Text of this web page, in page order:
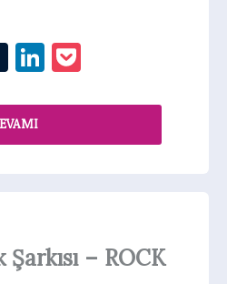
TumblrLinkedIn
– ROCK